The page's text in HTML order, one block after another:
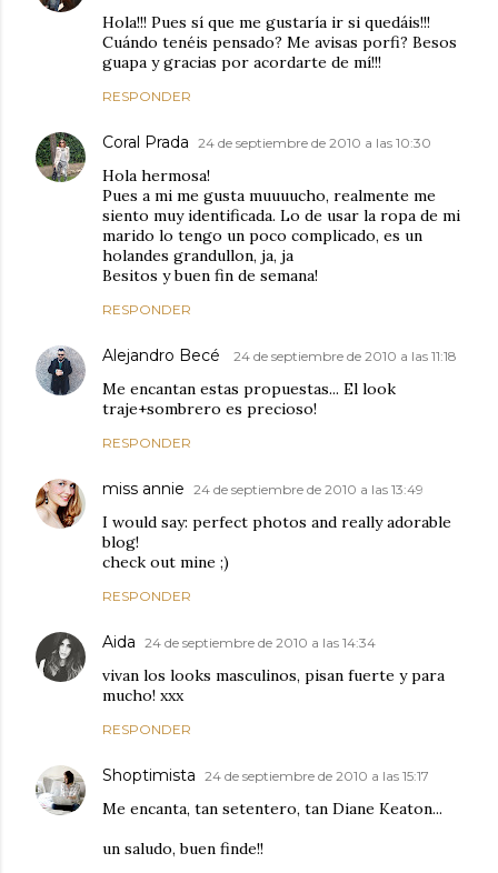
Hola!!! Pues sí que me gustaría ir si quedáis!!!
Cuándo tenéis pensado? Me avisas porfi? Besos
guapa y gracias por acordarte de mí!!!
RESPONDER
Coral Prada 24 de septiembre de 2010 a las 10:30
Hola hermosa!
Pues a mi me gusta muuuucho, realmente me
siento muy identificada. Lo de usar la ropa de mi
marido lo tengo un poco complicado, es un
holandes grandullon, ja, ja
Besitos y buen fin de semana!
RESPONDER
Alejandro Becé 24 de septiembre de 2010 a las 11:18
Me encantan estas propuestas... El look
traje+sombrero es precioso!
RESPONDER
miss annie 24 de septiembre de 2010 a las 13:49
I would say: perfect photos and really adorable
blog!
check out mine ;)
RESPONDER
Aida 24 de septiembre de 2010 a las 14:34
vivan los looks masculinos, pisan fuerte y para
mucho! xxx
RESPONDER
Shoptimista 24 de septiembre de 2010 a las 15:17
Me encanta, tan setentero, tan Diane Keaton...
un saludo, buen finde!!